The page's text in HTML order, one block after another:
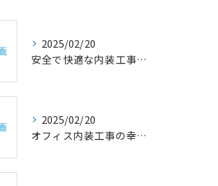
2025/02/20
安全で快適な内装工事の重要性
2025/02/20
オフィス内装工事の幸福設計